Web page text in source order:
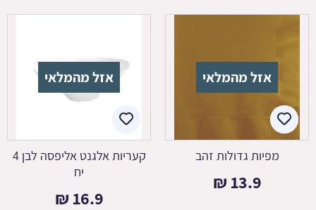
אזל מהמלאי
מפיות גדולות זהב
13.9
₪
אזל מהמלאי
קעריות אלגנט אליפסה לבן 4
יח
16.9
₪